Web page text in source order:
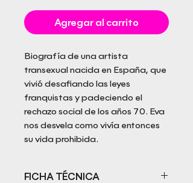
Agregar al carrito
Biografía de una artista
transexual nacida en España, que
vivió desafiando las leyes
franquistas y padeciendo el
rechazo social de los años 70. Eva
nos desvela como vivía entonces
su vida prohibida.
FICHA TÉCNICA